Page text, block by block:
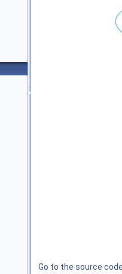
Go to the source